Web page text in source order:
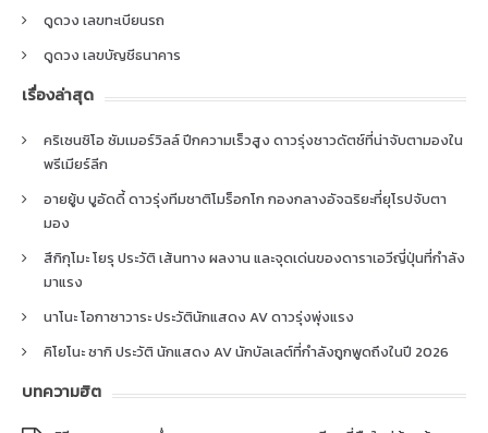
ดูดวง เลขทะเบียนรถ
ดูดวง เลขบัญชีธนาคาร
เรื่องล่าสุด
คริเซนซิโอ ซัมเมอร์วิลล์ ปีกความเร็วสูง ดาวรุ่งชาวดัตช์ที่น่าจับตามองใน
พรีเมียร์ลีก
อายยู้บ บูอัดดี้ ดาวรุ่งทีมชาติโมร็อกโก กองกลางอัจฉริยะที่ยุโรปจับตา
มอง
สึกิกุโมะ โยรุ ประวัติ เส้นทาง ผลงาน และจุดเด่นของดาราเอวีญี่ปุ่นที่กำลัง
มาแรง
นาโนะ โอกาซาวาระ ประวัตินักแสดง AV ดาวรุ่งพุ่งแรง
คิโยโนะ ซากิ ประวัติ นักแสดง AV นักบัลเลต์ที่กำลังถูกพูดถึงในปี 2026
บทความฮิต